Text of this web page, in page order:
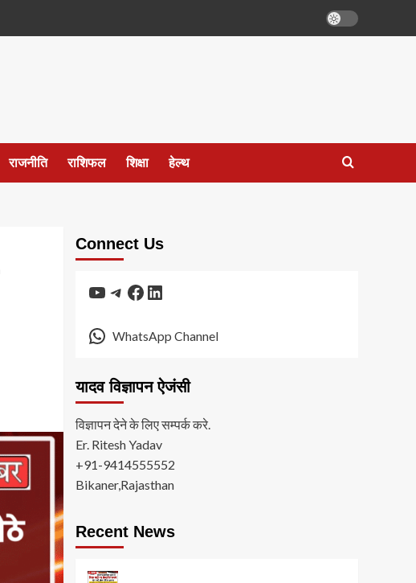
राजनीति राशिफल शिक्षा हेल्थ
Connect Us
YouTube
Telegram
Facebook
LinkedIn
WhatsApp Channel
यादव विज्ञापन ऐजंसी
विज्ञापन देने के लिए सम्पर्क करे.
Er. Ritesh Yadav
+91-9414555552
Bikaner,Rajasthan
Recent News